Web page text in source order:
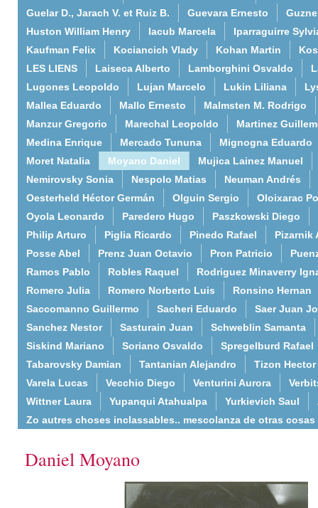
Guelar D., Jarach V. et Ruiz B.
Guevara Ernesto
Huston William Henry
Iacub Marcela
Iparraguirre
Kaufman Felix
Kociancich Vlady Kohan Martin
LES LIENS
Laiseca Alberto Lamborghini Osvaldo
Lugones Leopoldo
Lujan Marcelo Lukin Liliana
Mallea Eduardo
Mallo Ernesto
Malmsten M. Rodrigo
Manzur Gregorio
Marechal Leopoldo
Martinez
Medina Enrique
Mercado Tununa
Mignogna Eduardo
Moret Natalia
Moyano Daniel
Mujica Lainez Manuel
Nemirovsky Sonia
Nespolo Matias
Neuman Andrés
Oesterheld Héctor Germán
Olguin Sergio
Oloixarac
Oyola Leonardo
Paredero Hugo
Paszkowski Diego
Philip Arturo
Piglia Ricardo Pinedo Rafael
Pizarnik
Posse Abel
Prenz Juan Octavio Pron Patricio
Ramos Pablo
Robles Raquel
Rodriguez Minaverry
Romero Julia
Romero Norberto Luis
Ronsino Hernan
Saccomanno Guillermo
Sacheri Eduardo
Saer Juan
Sanchez Nestor
Sasturain Juan
Schweblin Samanta
Siskind Mariano
Soriano Osvaldo
Spregelburd Rafael
Tabarovsky Damian
Tantanian Alejandro
Tizon Hector
Varela Lucas
Vecchio Diego Venturini Aurora
Wittner Laura
Yupanqui Atahualpa Yurkievich Saul
Zo autres choses inclassables.. mescolanza de otras cosas
Daniel Moyano